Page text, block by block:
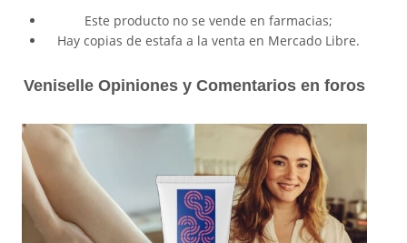
Este producto no se vende en farmacias;
Hay copias de estafa a la venta en Mercado Libre.
Veniselle Opiniones y Comentarios en foros